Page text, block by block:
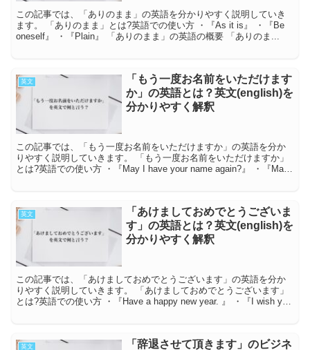
この記事では、「ありのまま」の英語を分かりやすく説明していき
ます。 「ありのまま」とは?英語での使い方 ・『As it is』 ・『Be
oneself』 ・『Plain』 「ありのまま」の英語の概要 「ありのま...
英文
「もう一度お名前をいただけます
か」の英語とは？英文(english)を
分かりやすく解釈
この記事では、「もう一度お名前をいただけますか」の英語を分か
りやすく説明していきます。 「もう一度お名前をいただけますか」
とは?英語での使い方 ・『May I have your name again?』 ・『May
英文
「あけましておめでとうございま
す」の英語とは？英文(english)を
分かりやすく解釈
この記事では、「あけましておめでとうございます」の英語を分か
りやすく説明していきます。 「あけましておめでとうございます」
とは?英語での使い方 ・『Have a happy new year. 』 ・『I wish you
英文
「辞退させて頂きます」のビジネ